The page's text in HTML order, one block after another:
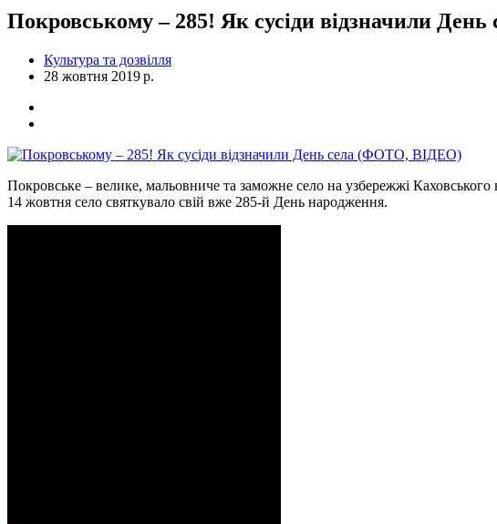
Покровському – 285! Як сусіди відзначили
Культура та дозвілля
28 жовтня 2019 р.
Покровське – велике, мальовниче та заможне село на узбережжі
14 жовтня село святкувало свій вже 285-й День народження.